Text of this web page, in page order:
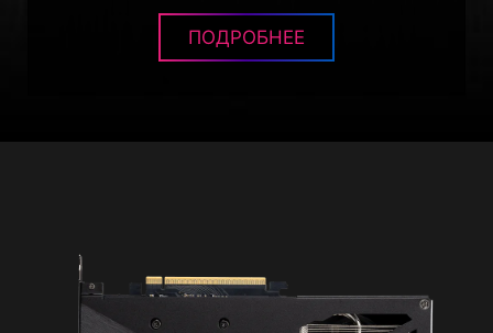
ПОДРОБНЕЕ